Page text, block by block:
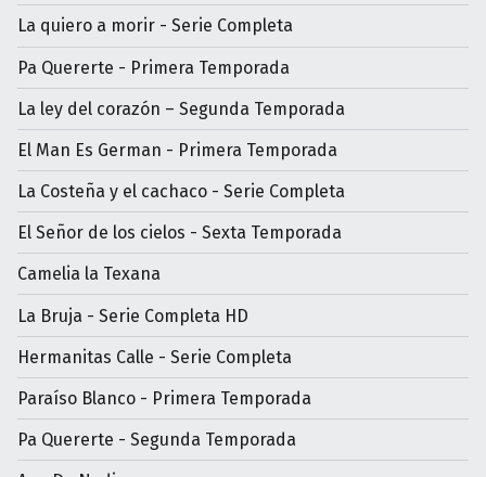
La quiero a morir - Serie Completa
Pa Quererte - Primera Temporada
La ley del corazón – Segunda Temporada
El Man Es German - Primera Temporada
La Costeña y el cachaco - Serie Completa
El Señor de los cielos - Sexta Temporada
Camelia la Texana
La Bruja - Serie Completa HD
Hermanitas Calle - Serie Completa
Paraíso Blanco - Primera Temporada
Pa Quererte - Segunda Temporada